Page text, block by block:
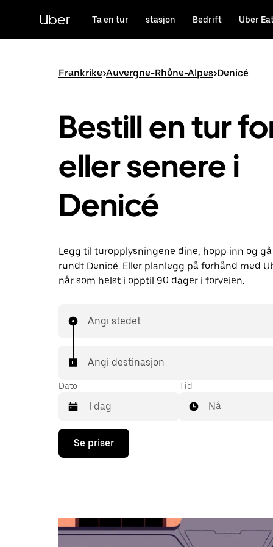
hovedinnholdet
Uber Ta en tur stasjon Bedrift Uber
Frankrike>Auvergne-Rhône-Alpes>Denicé
Bestill en tur
eller senere i
Denicé
Legg til turopplysningene dine, hopp inn og
rundt Denicé. Eller planlegg på forhånd med
når som helst i opptil 90 dager i forveien.
Angi stedet
Angi destinasjon
Dato
Trykk
piltast
og
velge
Tid
Nå
Se priser